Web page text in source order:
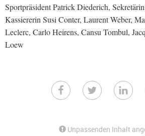
Sportpräsident Patrick Diederich,
Kassiererin Susi Conter, Laurent Weber,
Leclerc, Carlo Heirens, Cansu Tombul,
Loew
Unpassenden Inhalt